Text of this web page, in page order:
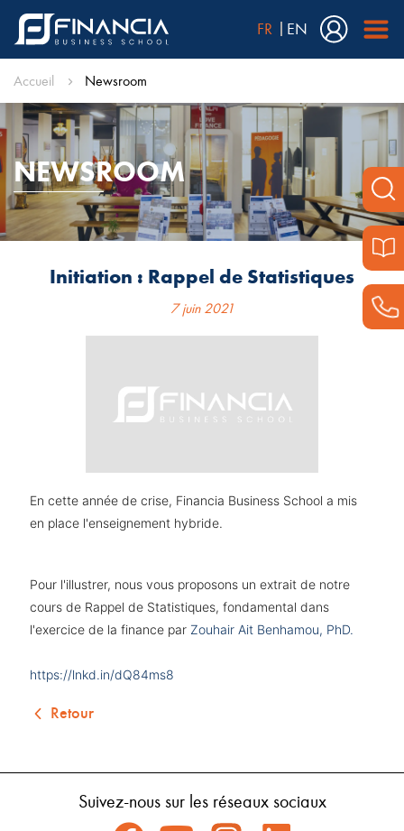
FR EN
Accueil Newsroom
NEWSROOM
Initiation : Rappel de Statistiques
7 juin 2021
En cette année de crise, Financia Business School a mis
en place l'enseignement hybride.
Pour l'illustrer, nous vous proposons un extrait de notre
cours de Rappel de Statistiques, fondamental dans
l'exercice de la finance par Zouhair Ait Benhamou, PhD.
https://lnkd.in/dQ84ms8
Retour
Suivez-nous sur les réseaux sociaux